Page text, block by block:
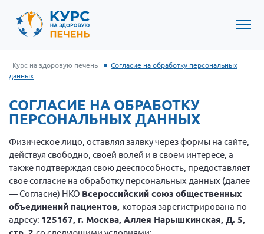
Курс на здоровую печень
Согласие на обработку персональных
данных
СОГЛАСИЕ НА ОБРАБОТКУ
ПЕРСОНАЛЬНЫХ ДАННЫХ
Физическое лицо, оставляя заявку через формы на сайте,
действуя свободно, своей волей и в своем интересе, а
также подтверждая свою дееспособность, предоставляет
свое согласие на обработку персональных данных (далее
— Согласие) НКО Всероссийский союз общественных
объединений пациентов, которая зарегистрирована по
адресу: 125167, г. Москва, Аллея Нарышкинская, Д. 5,